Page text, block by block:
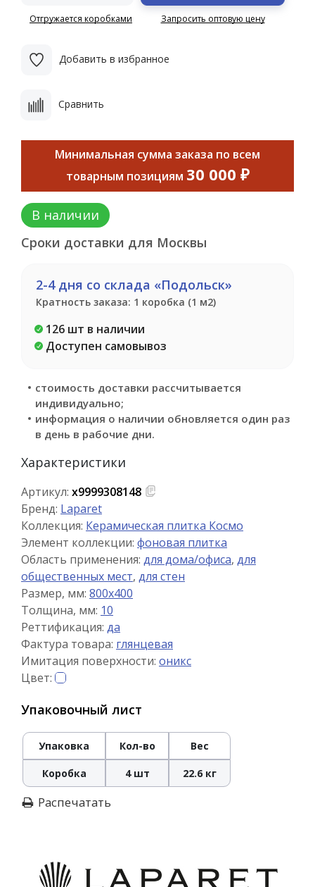
Отгружается коробками Запросить оптовую цену
Добавить в избранное
Сравнить
Минимальная сумма заказа по всем
товарным позициям 30 000 ₽
В наличии
Сроки доставки для Москвы
2-4 дня со склада «Подольск»
Кратность заказа: 1 коробка (1 м2)
126 шт в наличии
Доступен самовывоз
стоимость доставки рассчитывается
индивидуально;
информация о наличии обновляется один раз
в день в рабочие дни.
Характеристики
Артикул: х9999308148
Бренд: Laparet
Коллекция: Керамическая плитка Космо
Элемент коллекции: фоновая плитка
Область применения: для дома/офиса, для
общественных мест, для стен
Размер, мм: 800x400
Толщина, мм: 10
Реттификация: да
Фактура товара: глянцевая
Имитация поверхности: оникс
Цвет:
Упаковочный лист
Упаковка Кол-во Вес
Коробка 4 шт 22.6 кг
Распечатать